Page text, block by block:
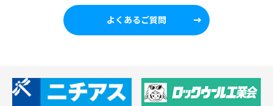
よくあるご質問